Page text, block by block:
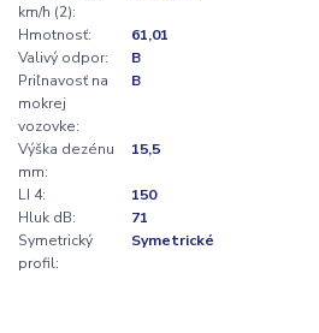
km/h (2):
Hmotnosť:
61,01
Valivý odpor:
B
Priľnavosť na
mokrej
vozovke:
B
Výška dezénu
mm:
15,5
LI 4:
150
Hluk dB:
71
Symetrický
profil:
Symetrické